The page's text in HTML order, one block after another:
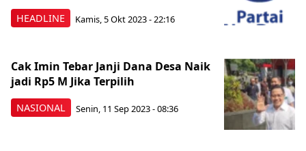
HEADLINE Kamis, 5 Okt 2023 - 22:16
NASIONAL
Cak Imin Tebar Janji Dana Desa Naik
jadi Rp5 M Jika Terpilih
Senin, 11 Sep 2023 - 08:36